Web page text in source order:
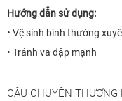
Hướng dẫn sử dụng:
• Vệ sinh bình thường
• Tránh va đập mạnh
CÂU CHUYỆN THƯƠNG